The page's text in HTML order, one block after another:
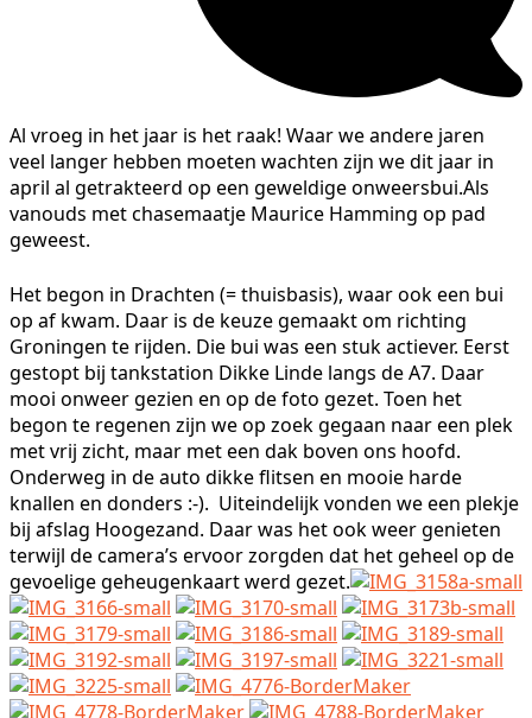
Al vroeg in het jaar is het raak! Waar we andere jaren
veel langer hebben moeten wachten zijn we dit jaar in
april al getrakteerd op een geweldige onweersbui.Als
vanouds met chasemaatje Maurice Hamming op pad
geweest.
Het begon in Drachten (= thuisbasis), waar ook een bui
op af kwam. Daar is de keuze gemaakt om richting
Groningen te rijden. Die bui was een stuk actiever. Eerst
gestopt bij tankstation Dikke Linde langs de A7. Daar
mooi onweer gezien en op de foto gezet. Toen het
begon te regenen zijn we op zoek gegaan naar een plek
met vrij zicht, maar met een dak boven ons hoofd.
Onderweg in de auto dikke flitsen en mooie harde
knallen en donders :-). Uiteindelijk vonden we een plekje
bij afslag Hoogezand. Daar was het ook weer genieten
terwijl de camera’s ervoor zorgden dat het geheel op de
gevoelige geheugenkaart werd gezet.